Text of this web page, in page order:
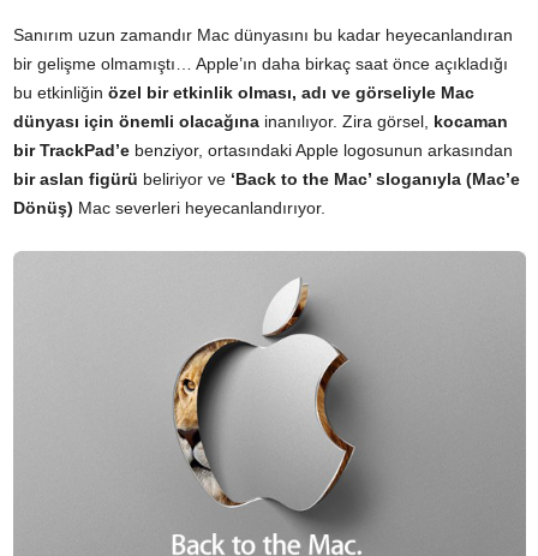
Sanırım uzun zamandır Mac dünyasını bu kadar heyecanlandıran
bir gelişme olmamıştı… Apple’ın daha birkaç saat önce açıkladığı
bu etkinliğin özel bir etkinlik olması, adı ve görseliyle Mac
dünyası için önemli olacağına inanılıyor. Zira görsel, kocaman
bir TrackPad’e benziyor, ortasındaki Apple logosunun arkasından
bir aslan figürü beliriyor ve ‘Back to the Mac’ sloganıyla (Mac’e
Dönüş) Mac severleri heyecanlandırıyor.